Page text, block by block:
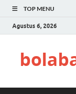
TOP MENU
Agustus 6, 2026